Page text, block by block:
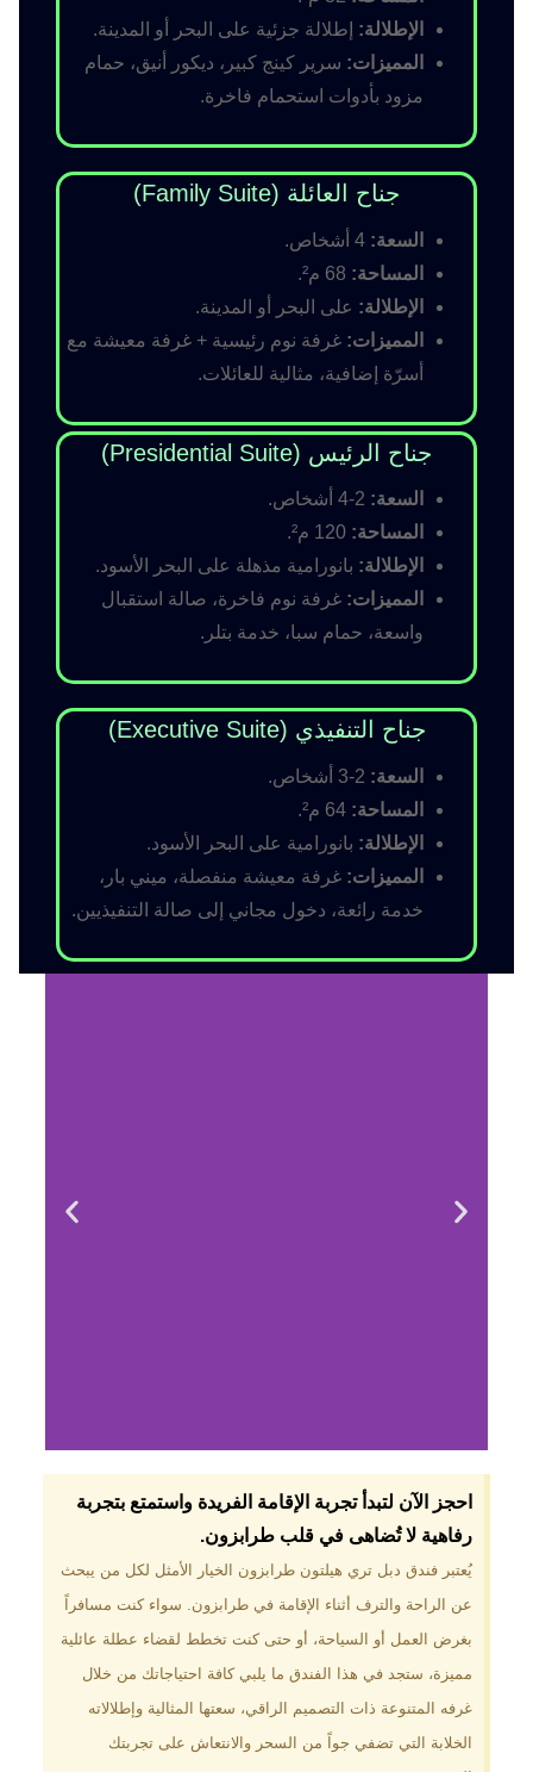
الإطلالة: إطلالة جزئية على البحر أو المدينة.
المميزات: سرير كينج كبير، ديكور أنيق، حمام
مزود بأدوات استحمام فاخرة.
جناح العائلة (Family Suite)
السعة:
المساحة:
الإطلالة: على البحر أو المدينة.
المميزات: غرفة نوم رئيسية + غرفة معيشة مع
أسرّة إضافية، مثالية للعائلات.
جناح الرئيس (Presidential Suite)
السعة:
المساحة:
الإطلالة: بانورامية مذهلة على البحر الأسود.
المميزات: غرفة نوم فاخرة، صالة استقبال
واسعة، حمام سبا، خدمة بتلر.
جناح التنفيذي (Executive Suite)
السعة:
المساحة:
الإطلالة: بانورامية على البحر الأسود.
المميزات: غرفة معيشة منفصلة، ميني بار،
خدمة رائعة، دخول مجاني إلى صالة التنفيذيين.
لماذا تختار فندق دبل
تري هيلتون
طرابزون؟
موقع مميز في قلب طرابزون بالقرب
من أهم المعالم السياحية. إطلالات
الخضراء. مرافق متكاملة تشمل
مسبحًا داخليًا، سبا، صالة ألعاب
رياضية، ومطاعم عالمية.
احجز الآن لتبدأ تجربة الإقامة الفريدة واستمتع بتجربة
رفاهية لا تُضاهى في قلب طرابزون.​
يُعتبر فندق دبل تري هيلتون طرابزون الخيار الأمثل لكل من يبحث
عن الراحة والترف أثناء الإقامة في طرابزون. سواء كنت مسافراً
بغرض العمل أو السياحة، أو حتى كنت تخطط لقضاء عطلة عائلية
مميزة، ستجد في هذا الفندق ما يلبي كافة احتياجاتك من خلال
غرفه المتنوعة ذات التصميم الراقي، سعتها المثالية وإطلالاته
الخلابة التي تضفي جواً من السحر والانتعاش على تجربتك